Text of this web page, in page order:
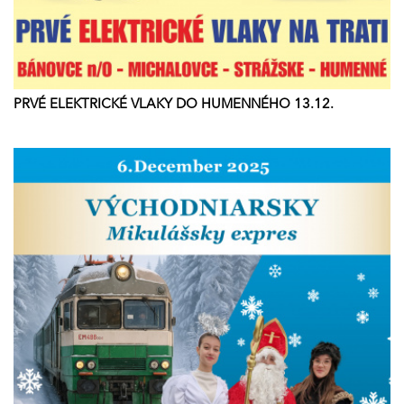
PRVÉ ELEKTRICKÉ VLAKY DO HUMENNÉHO 13.12.